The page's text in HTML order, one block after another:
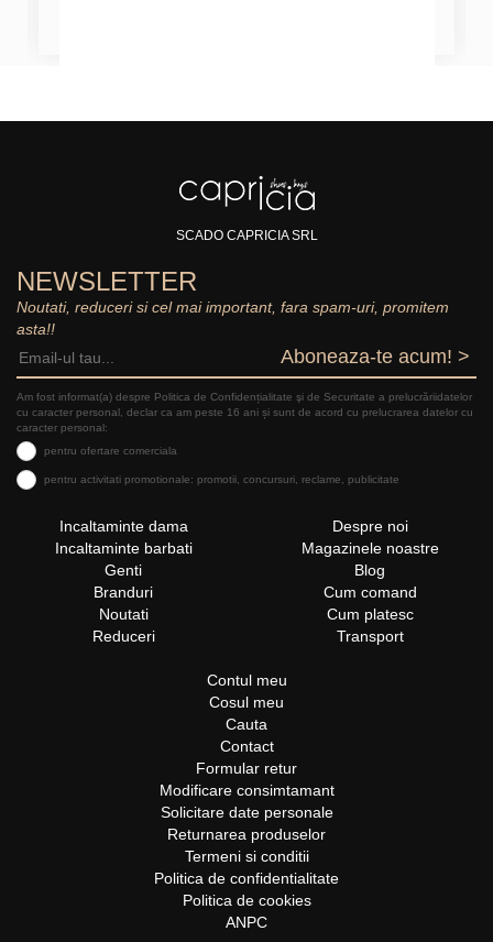
SCADO CAPRICIA SRL
NEWSLETTER
Noutati, reduceri si cel mai important, fara spam-uri, promitem
asta!!
Aboneaza-te acum! >
Am fost informat(a) despre Politica de Confidențialitate şi de Securitate a prelucrăriidatelor
cu caracter personal, declar ca am peste 16 ani și sunt de acord cu prelucrarea datelor cu
caracter personal:
pentru ofertare comerciala
pentru activitati promotionale: promotii, concursuri, reclame, publicitate
Incaltaminte dama
Incaltaminte barbati
Genti
Branduri
Noutati
Reduceri
Despre noi
Magazinele noastre
Blog
Cum comand
Cum platesc
Transport
Contul meu
Cosul meu
Cauta
Contact
Formular retur
Modificare consimtamant
Solicitare date personale
Returnarea produselor
Termeni si conditii
Politica de confidentialitate
Politica de cookies
ANPC